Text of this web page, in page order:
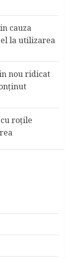
cauza
la utilizarea
nou ridicat
roţile